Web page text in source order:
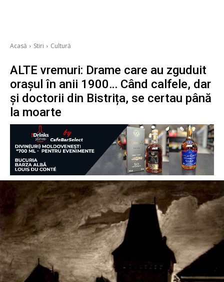
Acasă Stiri Cultură
ALTE vremuri: Drame care au zguduit
orașul în anii 1900… Când calfele, dar
și doctorii din Bistrița, se certau până
la moarte